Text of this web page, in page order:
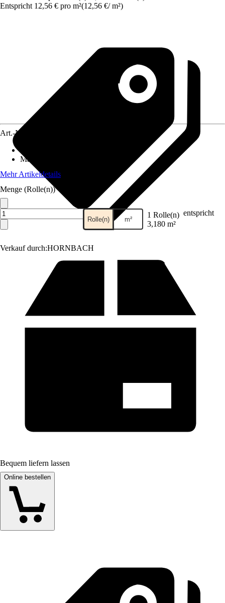
Entspricht 12,56 € pro m²(12,56 €/ m²)
Verkauf durch:HORNBACH
Art.-Nr.
Maße (BxH)
Mehr Artikeldetails
Menge (Rolle(n))
Rolle(n) m² 1 Rolle(n) entspricht
3,180 m²
Bequem liefern lassen
Online bestellen